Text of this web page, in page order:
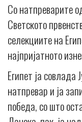
Со натпреварите
Светското
селекциите на
најпријатното
Египет ја
натпревар и ја
победа, со што